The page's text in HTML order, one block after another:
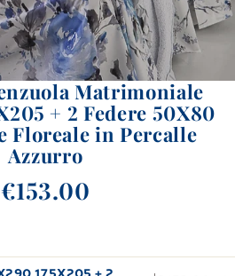
Matrimoniale
+ 2 Federe 50X80
Floreale in Percalle
Azzurro
€153.00